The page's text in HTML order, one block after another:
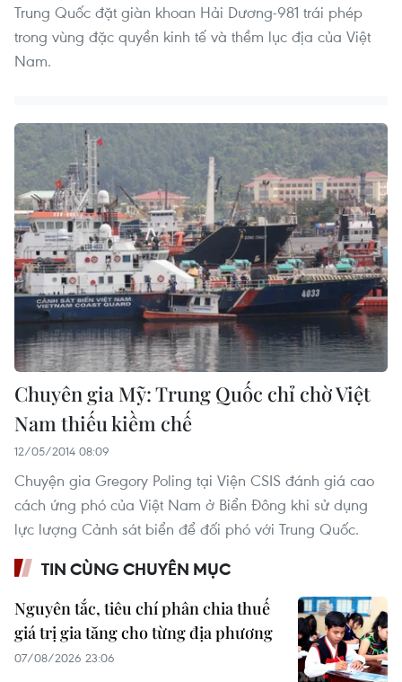
Trung Quốc đặt giàn khoan Hải Dương-981 trái phép
trong vùng đặc quyền kinh tế và thềm lục địa của Việt
Nam.
Chuyên gia Mỹ: Trung Quốc chỉ chờ Việt
Nam thiếu kiềm chế
12/05/2014 08:09
Chuyện gia Gregory Poling tại Viện CSIS đánh giá cao
cách ứng phó của Việt Nam ở Biển Đông khi sử dụng
lực lượng Cảnh sát biển để đối phó với Trung Quốc.
TIN CÙNG CHUYÊN MỤC
Nguyên tắc, tiêu chí phân chia thuế
giá trị gia tăng cho từng địa phương
07/08/2026 23:06